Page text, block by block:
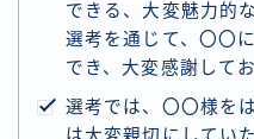
できる、大変魅力的
選考を通じて、〇〇
でき、大変感謝して
選考では、〇〇様を